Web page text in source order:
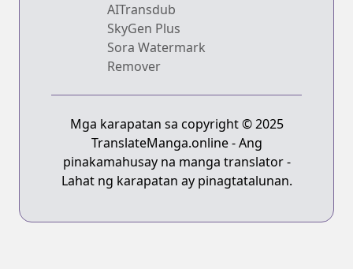
AITransdub
SkyGen Plus
Sora Watermark
Remover
Mga karapatan sa copyright © 2025
TranslateManga.online - Ang
pinakamahusay na manga translator -
Lahat ng karapatan ay pinagtatalunan.